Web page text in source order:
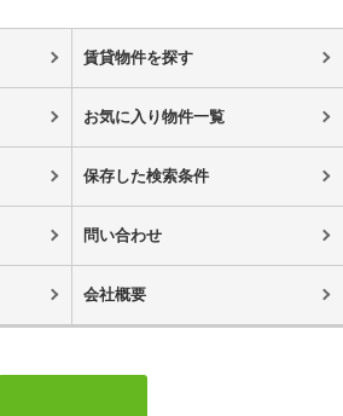
賃貸物件を探す
お気に入り物件一覧
保存した検索条件
問い合わせ
会社概要